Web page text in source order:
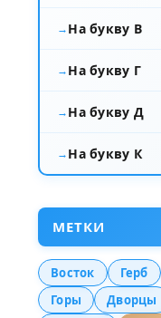
На букву В
На букву Г
На букву Д
На букву К
МЕТКИ
Восток Герб
Горы
Дворцы